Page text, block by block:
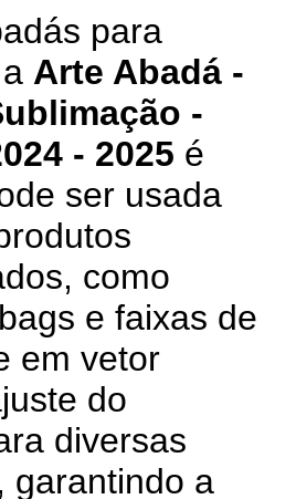
para
Arte Abadá -
-
- 2025 é
ser usada
como
e faixas de
em vetor
do
diversas
garantindo a